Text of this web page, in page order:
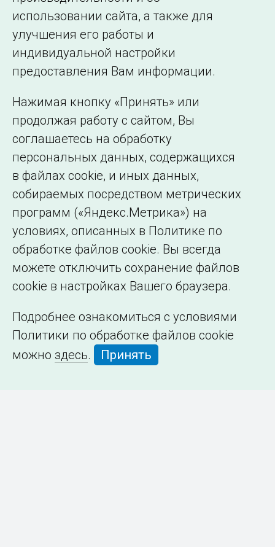
Подписаться на новости
©2005–2026 АО «СО ЕЭС»
Филиалы и
представительства
Сведения об
образовательной
организации
использовании сайта, а также для
улучшения его работы и
индивидуальной настройки
предоставления Вам информации.
Нажимая кнопку «Принять» или
продолжая работу с сайтом, Вы
соглашаетесь на обработку
персональных данных, содержащихся
в файлах cookie, и иных данных,
собираемых посредством метрических
программ («Яндекс.Метрика») на
условиях, описанных в Политике по
обработке файлов cookie. Вы всегда
можете отключить сохранение файлов
cookie в настройках Вашего браузера.
Подробнее ознакомиться с условиями
Политики по обработке файлов cookie
можно здесь. Принять